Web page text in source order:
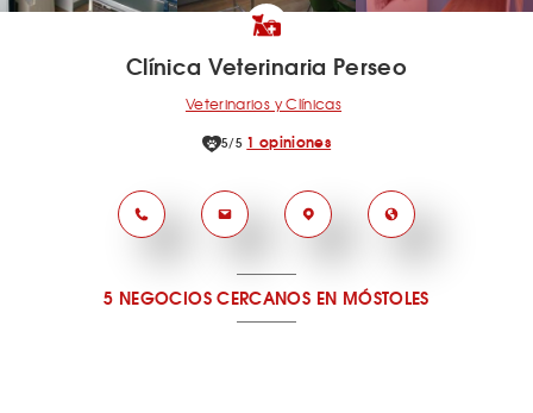
Clínica Veterinaria Perseo
Veterinarios y Clínicas
5/5 1 opiniones
5 NEGOCIOS CERCANOS EN MÓSTOLES